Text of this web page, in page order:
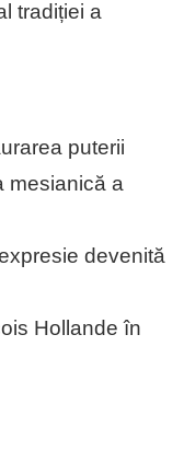
tradiției a
puterii
mesianică a
devenită
Hollande în